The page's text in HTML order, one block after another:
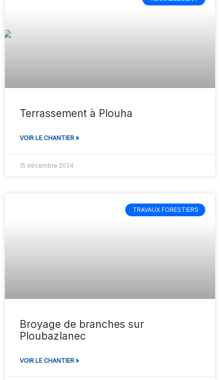
Terrassement à Plouha
VOIR LE CHANTIER »
15 décembre 2024
TRAVAUX FORESTIERS
Broyage de branches sur
Ploubazlanec
VOIR LE CHANTIER »